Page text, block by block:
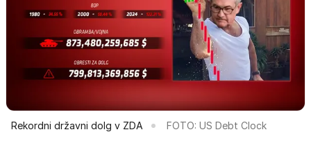
Rekordni državni dolg v ZDA FOTO: US Debt Clock